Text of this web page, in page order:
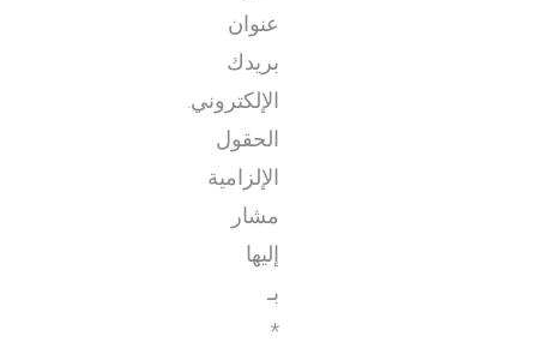
عنوان
بريدك
الإلكتروني.
الحقول
الإلزامية
مشار
إليها
بـ
*